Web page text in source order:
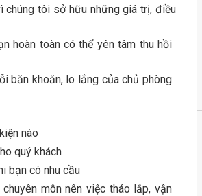
chúng tôi sở hữu những giá trị, điều
hoàn toàn có thể yên tâm thu hồi
băn khoăn, lo lắng của chủ phòng
nào
quý khách
bạn có nhu cầu
môn nên việc tháo lắp, vận